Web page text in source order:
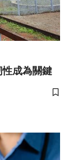
成為關鍵
儲